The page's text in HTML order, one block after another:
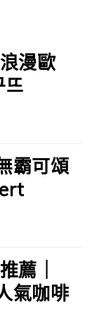
漫歐
뜨
霸可頌
薦｜
氣咖啡